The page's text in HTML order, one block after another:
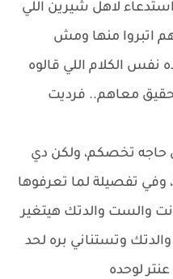
لاهل شيرين اللي
اتبروا منها ومش
نفس الكلام اللي قالوه
معاهم.. فرديت
حاجه تخصكم، ولكن دي
وفي تفصيلة لما تعرفوها
والست والدتك هيتغير
وتستناني بره لحد
لوحده